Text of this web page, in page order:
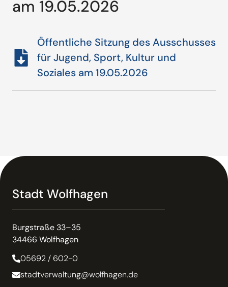
am 19.05.2026
Öffentliche Sitzung des Ausschusses
für Jugend, Sport, Kultur und
Soziales am 19.05.2026
Stadt Wolfhagen
Burgstraße 33–35
34466 Wolfhagen
05692 / 602-0
stadtverwaltung@wolfhagen.de